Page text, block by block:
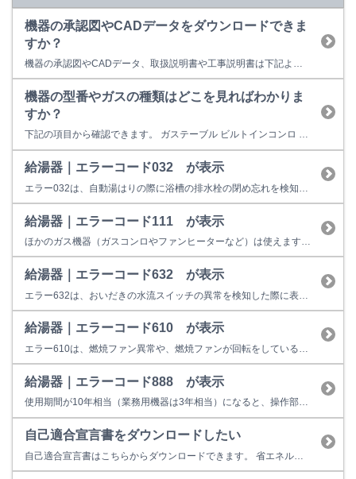
機器の承認図やCADデータをダウンロードできま
すか？
機器の承認図やCADデータ、取扱説明書や工事説明書は下記よりダウンロードしていただけます。 製品データダウンロード
機器の型番やガスの種類はどこを見ればわかりま
すか？
下記の項目から確認できます。 ガステーブル ビルトインコンロ 卓上型ガスオーブン ビルトインガスオーブン ガス炊飯器 ガス瞬間湯沸器 食器洗い乾燥機 レンジフード ガスファンヒーター ガス衣類乾燥機 給湯器 ガスふろがま 業務用炊飯器 業務用ガス赤外線グリラー ガステーブル 本体型番は、本体正面のリンナイロゴ(Rinnai)の下、もしくはロ...
給湯器｜エラーコード032 が表示
エラー032は、自動湯はりの際に浴槽の排水栓の閉め忘れを検知したときの表示です。 （１）排水栓はしっかりと閉まっていますか？ お湯はり時に排水栓の閉め忘れ、若しくは排水栓がしっかり閉まっていないと、お湯が排水口から抜けてしまい、循環口まで貯まりませんので、リモコンに032と表示して停止してしまいます。 （２）循環口のフィルタは、ごみ等で詰っていませんか？ ポンプ循環で機器内部...
給湯器｜エラーコード111 が表示
ほかのガス機器（ガスコンロやファンヒーターなど）は使えますか？
給湯器｜エラーコード632 が表示
給湯器｜エラーコード610 が表示
エラー610は、燃焼ファン異常や、燃焼ファンが回転をしているのに 回転を検知しない症状が発生した場合に表示します。 お客様での対処方法は、運転スイッチを一旦切っていただき、再操作をお願い致します。 【改善しない場合】 給湯用燃焼ファンモーターや、電装ユニット等の故障の可能性がございますので、修理が必要となります。 修理料金の目安は以下のとおりです。 18,900円～80,5...
給湯器｜エラーコード888 が表示
使用期間が10年相当（業務用機器は3年相当）になると、操作部またはリモコンに「888」を表示して点検時期をお知らせします。 故障表示ではないため、そのまま使用することもできますが、経年劣化に起因する製品事故を防止するため、あんしん点検をおすすめしています。点検を受けない場合はお早めの取り替えをおすすめしています。 ※イラストは一例です。製品によっては上図と異なる場合があります...
自己適合宣言書をダウンロードしたい